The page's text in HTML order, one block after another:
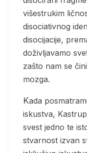
višestrukim
disociativnog
disocijacije,
doživljavamo
zašto nam se
mozga.
Kada posmatramo prirodu individualnog
iskustva,
svest jedno te
stvarnost izvan